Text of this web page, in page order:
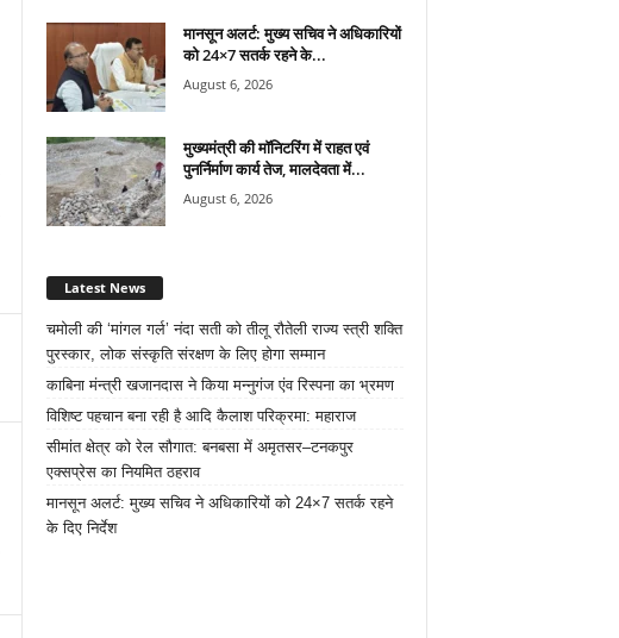
मानसून अलर्ट: मुख्य सचिव ने अधिकारियों
को 24×7 सतर्क रहने के...
August 6, 2026
मुख्यमंत्री की मॉनिटरिंग में राहत एवं
पुनर्निर्माण कार्य तेज, मालदेवता में...
August 6, 2026
Latest News
चमोली की ‘मांगल गर्ल’ नंदा सती को तीलू रौतेली राज्य स्त्री शक्ति
पुरस्कार, लोक संस्कृति संरक्षण के लिए होगा सम्मान
काबिना मंन्त्री खजानदास ने किया मन्नुगंज एंव रिस्पना का भ्रमण
विशिष्ट पहचान बना रही है आदि कैलाश परिक्रमा: महाराज
सीमांत क्षेत्र को रेल सौगात: बनबसा में अमृतसर–टनकपुर
एक्सप्रेस का नियमित ठहराव
मानसून अलर्ट: मुख्य सचिव ने अधिकारियों को 24×7 सतर्क रहने
के दिए निर्देश